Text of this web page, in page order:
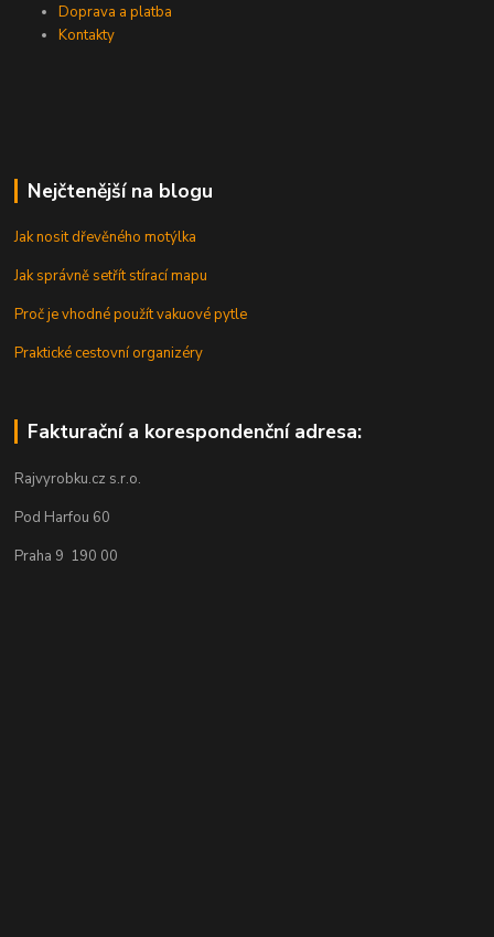
Doprava a platba
Kontakty
Nejčtenější na blogu
Jak nosit dřevěného motýlka
Jak správně setřít stírací mapu
Proč je vhodné použít vakuové pytle
Praktické cestovní organizéry
Fakturační a korespondenční adresa:
Rajvyrobku.cz s.r.o.
Pod Harfou 60
Praha 9 190 00